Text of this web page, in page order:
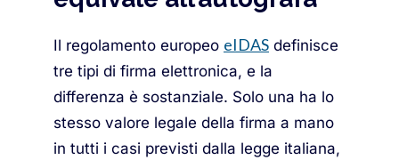
Il regolamento europeo eIDAS definisce
tre tipi di firma elettronica, e la
differenza è sostanziale. Solo una ha lo
stesso valore legale della firma a mano
in tutti i casi previsti dalla legge italiana,